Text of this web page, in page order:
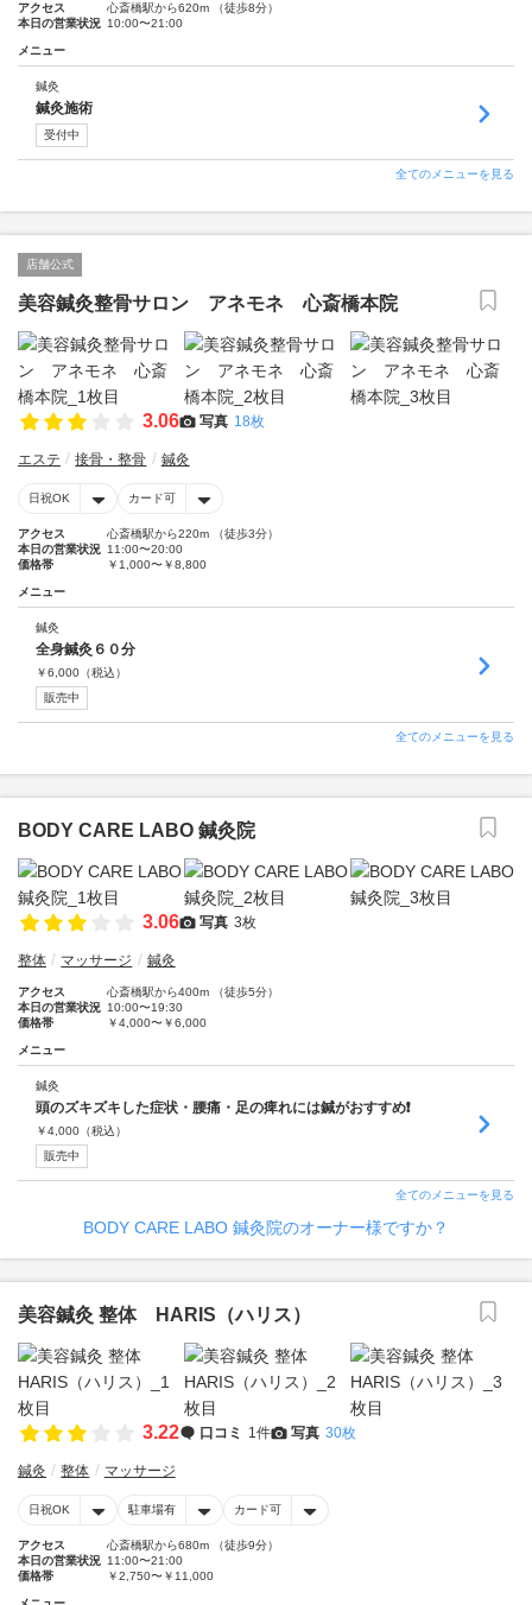
アクセス
心斎橋駅から620m （徒歩8分）
本日の営業状況 10:00〜21:00
メニュー
鍼灸
鍼灸施術
受付中
全てのメニューを見る
店舗公式
美容鍼灸整骨サロン アネモネ 心斎橋本院
3.06 写真 18枚
エステ 接骨・整骨 鍼灸
日祝OK カード可
アクセス
心斎橋駅から220m （徒歩3分）
本日の営業状況 11:00〜20:00
価格帯
￥1,000〜￥8,800
メニュー
鍼灸
全身鍼灸６０分
￥6,000 （税込）
販売中
全てのメニューを見る
BODY CARE LABO 鍼灸院
3.06 写真 3枚
整体 マッサージ 鍼灸
アクセス
心斎橋駅から400m （徒歩5分）
本日の営業状況 10:00〜19:30
価格帯
￥4,000〜￥6,000
メニュー
鍼灸
頭のズキズキした症状・腰痛・足の痺れには鍼がおすすめ❗️
￥4,000 （税込）
販売中
全てのメニューを見る
BODY CARE LABO 鍼灸院のオーナー様ですか？
美容鍼灸 整体 HARIS（ハリス）
3.22 口コミ 1件 写真 30枚
鍼灸 整体 マッサージ
日祝OK 駐車場有 カード可
アクセス
心斎橋駅から680m （徒歩9分）
本日の営業状況 11:00〜21:00
価格帯
￥2,750〜￥11,000